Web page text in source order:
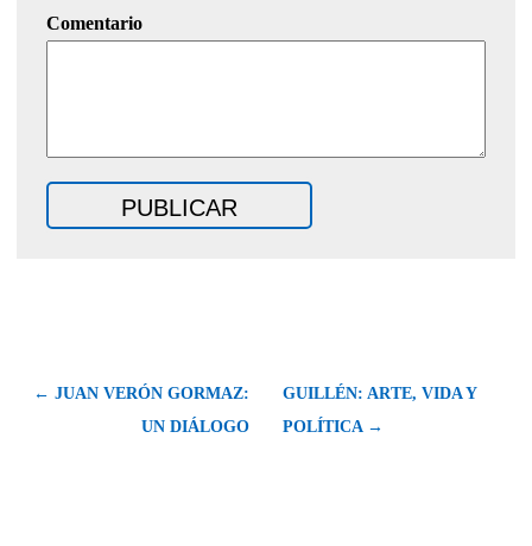
Comentario
← JUAN VERÓN GORMAZ:
UN DIÁLOGO
GUILLÉN: ARTE, VIDA Y
POLÍTICA →